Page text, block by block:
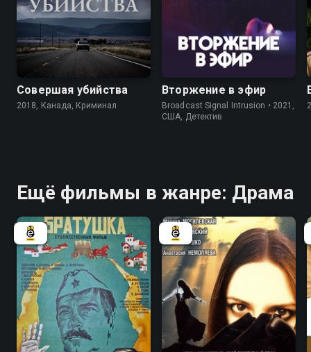
5.1
Совершая убийства
2018, Канада, Криминал
5.5 5.4
Вторжение в эфир
Broadcast Signal Intrusion • 2021,
США, Детектив
Ещё фильмы в жанре: Драма